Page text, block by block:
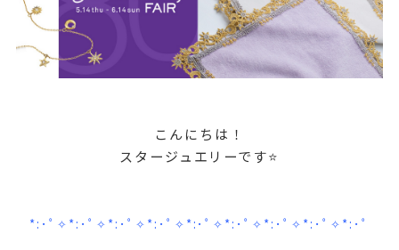
こんにちは！
スタージュエリーです⭐
*:･ﾟ✧*:･ﾟ✧*:･ﾟ✧*:･ﾟ✧*:･ﾟ✧*:･ﾟ✧*:･ﾟ✧*:･ﾟ✧*:･ﾟ